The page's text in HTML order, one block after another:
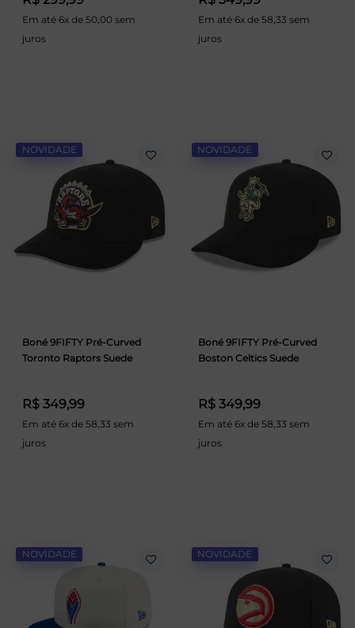
Em até 6x de 50,00 sem
juros
Em até 6x de 58,33 sem
juros
NOVIDADE
Boné 9FIFTY Pré-Curved
Toronto Raptors Suede
R$ 349,99
Em até 6x de 58,33 sem
juros
NOVIDADE
Boné 9FIFTY Pré-Curved
Boston Celtics Suede
R$ 349,99
Em até 6x de 58,33 sem
juros
NOVIDADE NOVIDADE